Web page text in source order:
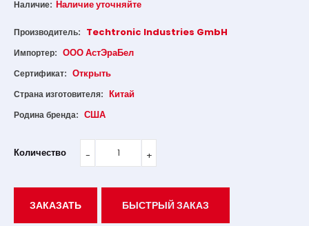
Наличие: Наличие уточняйте
Производитель: Techtronic Industries GmbH
Импортер: ООО АстЭраБел
Сертификат: Открыть
Страна изготовителя: Китай
Родина бренда: США
Количество
ЗАКАЗАТЬ БЫСТРЫЙ ЗАКАЗ